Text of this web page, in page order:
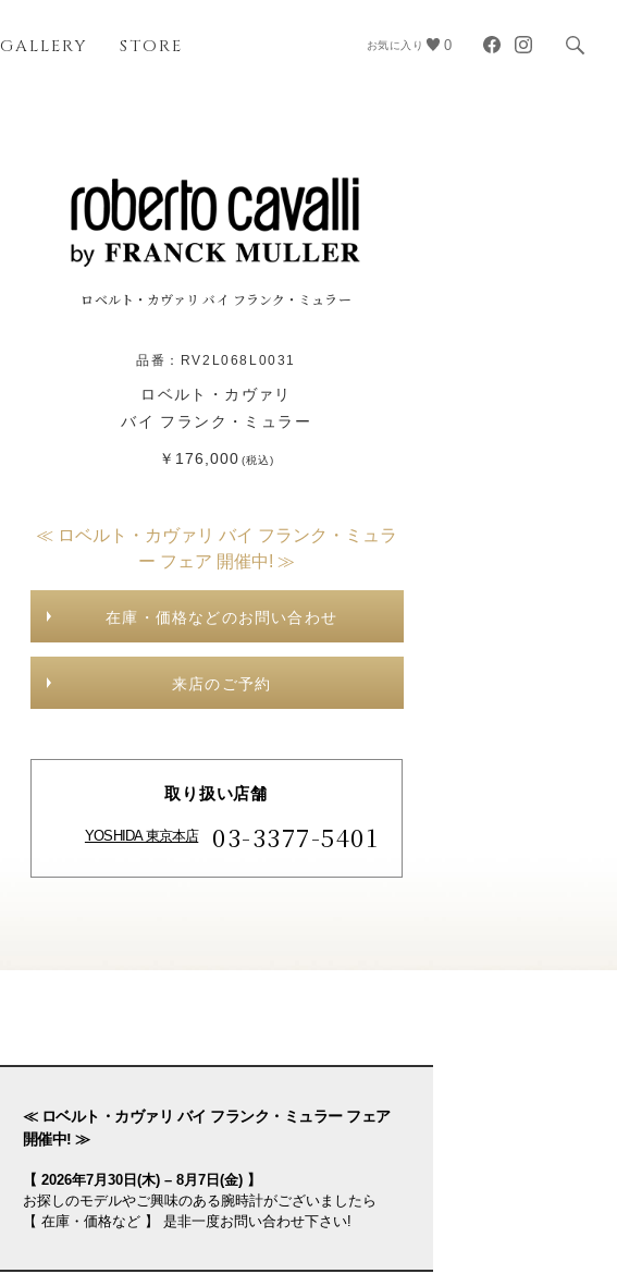
GALLERY STORE お気に入り 0
ロベルト・カヴァリ バイ フランク・ミュラー
品番：RV2L068L0031
ロベルト・カヴァリ
バイ フランク・ミュラー
￥176,000(税込)
≪ ロベルト・カヴァリ バイ フランク・ミュラ
ー フェア 開催中! ≫
在庫・価格などのお問い合わせ
来店のご予約
取り扱い店舗
YOSHIDA 東京本店 03-3377-5401
≪ ロベルト・カヴァリ バイ フランク・ミュラー フェア
開催中! ≫
【 2026年7月30日(木) – 8月7日(金) 】
お探しのモデルやご興味のある腕時計がございましたら
【 在庫・価格など 】 是非一度お問い合わせ下さい!